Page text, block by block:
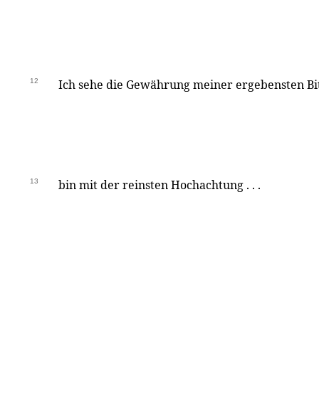
12 Ich sehe die Gewährung meiner ergebensten
13 bin mit der reinsten Hochachtung . . .